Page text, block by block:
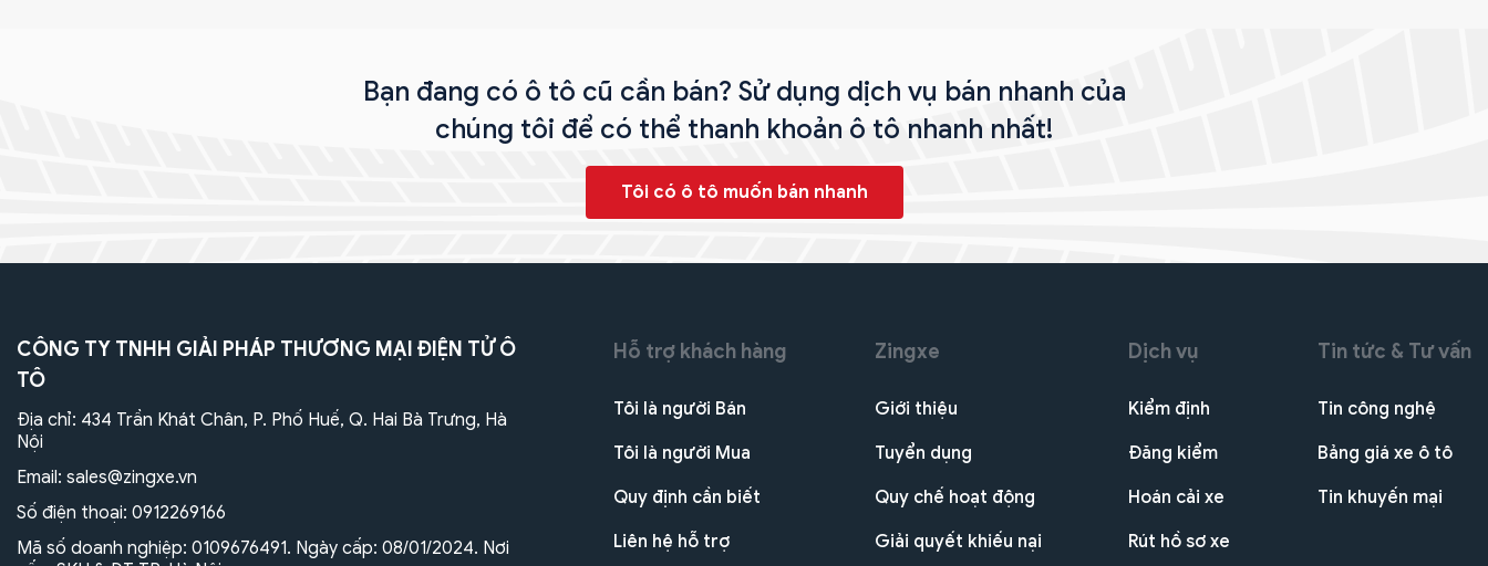
Bạn đang có ô tô cũ cần bán? Sử dụng dịch vụ bán nhanh của
chúng tôi để có thể thanh khoản ô tô nhanh nhất!
Tôi có ô tô muốn bán nhanh
CÔNG TY TNHH GIẢI PHÁP THƯƠNG MẠI ĐIỆN TỬ Ô
TÔ
Địa chỉ: 434 Trần Khát Chân, P. Phố Huế, Q. Hai Bà Trưng, Hà
Nội
Email: sales@zingxe.vn
Số điện thoại: 0912269166
Mã số doanh nghiệp: 0109676491. Ngày cấp: 08/01/2024. Nơi
Hỗ trợ khách hàng
Tôi là người Bán
Tôi là người Mua
Quy định cần biết
Liên hệ hỗ trợ
Zingxe
Giới thiệu
Tuyển dụng
Quy chế hoạt động
Giải quyết khiếu nại
Dịch vụ
Kiểm định
Đăng kiểm
Hoán cải xe
Rút hồ sơ xe
Tin tức & Tư vấn
Tin công nghệ
Bảng giá xe ô tô
Tin khuyến mại